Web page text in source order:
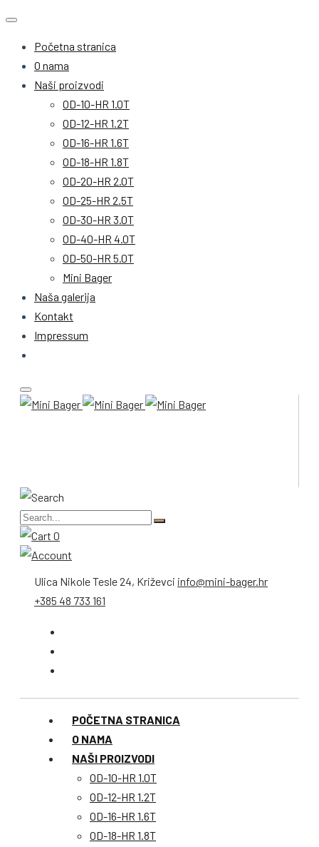
Početna stranica
O nama
Naši proizvodi
OD-10-HR 1.0T
OD-12-HR 1.2T
OD-16-HR 1.6T
OD-18-HR 1.8T
OD-20-HR 2.0T
OD-25-HR 2.5T
OD-30-HR 3.0T
OD-40-HR 4.0T
OD-50-HR 5.0T
Mini Bager
Naša galerija
Kontakt
Impressum
0
Ulica Nikole Tesle 24, Križevci info@mini-bager.hr
+385 48 733 161
POČETNA STRANICA
O NAMA
NAŠI PROIZVODI
OD-10-HR 1.0T
OD-12-HR 1.2T
OD-16-HR 1.6T
OD-18-HR 1.8T